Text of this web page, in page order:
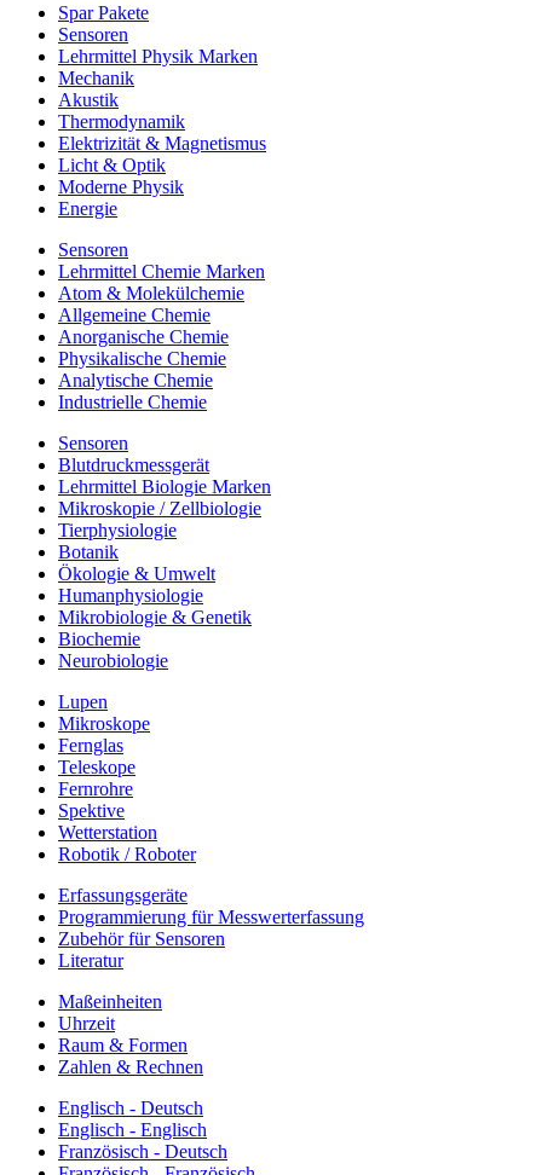
Spar Pakete
Sensoren
Lehrmittel Physik Marken
Mechanik
Akustik
Thermodynamik
Elektrizität & Magnetismus
Licht & Optik
Moderne Physik
Energie
Sensoren
Lehrmittel Chemie Marken
Atom & Molekülchemie
Allgemeine Chemie
Anorganische Chemie
Physikalische Chemie
Analytische Chemie
Industrielle Chemie
Sensoren
Blutdruckmessgerät
Lehrmittel Biologie Marken
Mikroskopie / Zellbiologie
Tierphysiologie
Botanik
Ökologie & Umwelt
Humanphysiologie
Mikrobiologie & Genetik
Biochemie
Neurobiologie
Lupen
Mikroskope
Fernglas
Teleskope
Fernrohre
Spektive
Wetterstation
Robotik / Roboter
Erfassungsgeräte
Programmierung für Messwerterfassung
Zubehör für Sensoren
Literatur
Maßeinheiten
Uhrzeit
Raum & Formen
Zahlen & Rechnen
Englisch - Deutsch
Englisch - Englisch
Französisch - Deutsch